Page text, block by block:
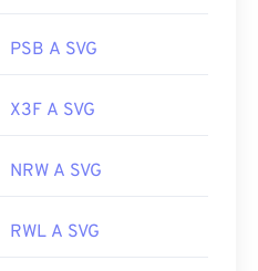
PSB A SVG
X3F A SVG
NRW A SVG
RWL A SVG